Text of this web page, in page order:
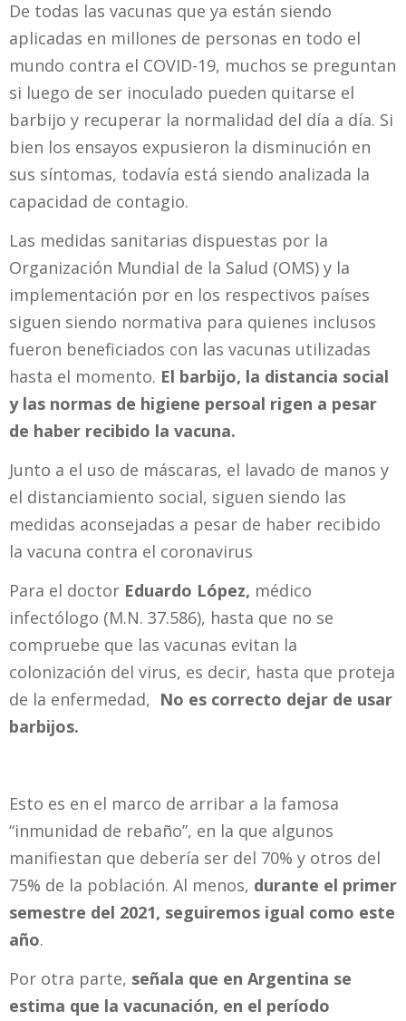
De todas las vacunas que ya están siendo
aplicadas en millones de personas en todo el
mundo contra el COVID-19, muchos se preguntan
si luego de ser inoculado pueden quitarse el
barbijo y recuperar la normalidad del día a día. Si
bien los ensayos expusieron la disminución en
sus síntomas, todavía está siendo analizada la
capacidad de contagio.
Las medidas sanitarias dispuestas por la
Organización Mundial de la Salud (OMS) y la
implementación por en los respectivos países
siguen siendo normativa para quienes inclusos
fueron beneficiados con las vacunas utilizadas
hasta el momento. El barbijo, la distancia social
y las normas de higiene persoal rigen a pesar
de haber recibido la vacuna.
Junto a el uso de máscaras, el lavado de manos y
el distanciamiento social, siguen siendo las
medidas aconsejadas a pesar de haber recibido
la vacuna contra el coronavirus
Para el doctor Eduardo López, médico
infectólogo (M.N. 37.586), hasta que no se
compruebe que las vacunas evitan la
colonización del virus, es decir, hasta que proteja
de la enfermedad, No es correcto dejar de usar
barbijos.
Esto es en el marco de arribar a la famosa
“inmunidad de rebaño”, en la que algunos
manifiestan que debería ser del 70% y otros del
75% de la población. Al menos, durante el primer
semestre del 2021, seguiremos igual como este
año.
Por otra parte, señala que en Argentina se
estima que la vacunación, en el período